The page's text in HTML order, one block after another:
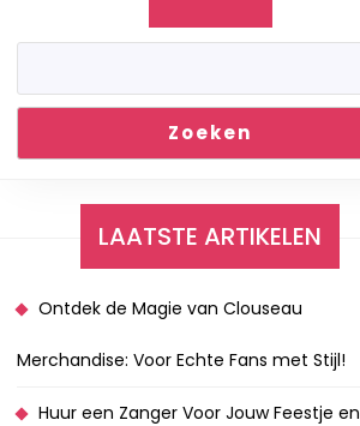
Zoeken
LAATSTE ARTIKELEN
Ontdek de Magie van Clouseau
Merchandise: Voor Echte Fans met Stijl!
Huur een Zanger Voor Jouw Feestje en